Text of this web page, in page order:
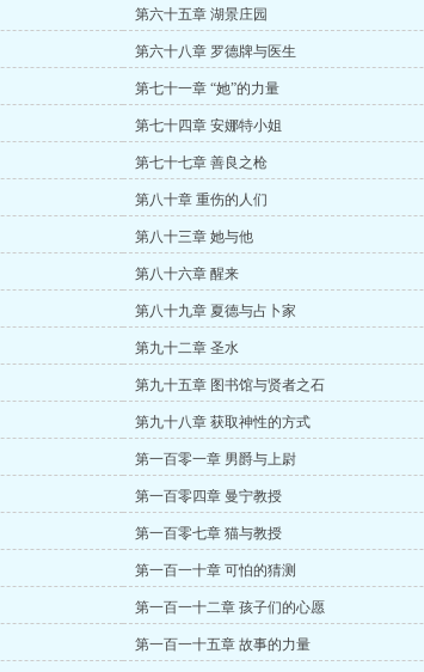
第六十五章 湖景庄园
第六十八章 罗德牌与医生
第七十一章 “她”的力量
第七十四章 安娜特小姐
第七十七章 善良之枪
第八十章 重伤的人们
第八十三章 她与他
第八十六章 醒来
第八十九章 夏德与占卜家
第九十二章 圣水
第九十五章 图书馆与贤者之石
第九十八章 获取神性的方式
第一百零一章 男爵与上尉
第一百零四章 曼宁教授
第一百零七章 猫与教授
第一百一十章 可怕的猜测
第一百一十二章 孩子们的心愿
第一百一十五章 故事的力量